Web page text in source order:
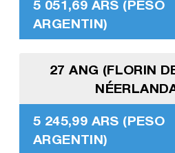
5 051,69 ARS (PESO
ARGENTIN)
27 ANG (FLORIN
5 245,99 ARS (PESO
ARGENTIN)